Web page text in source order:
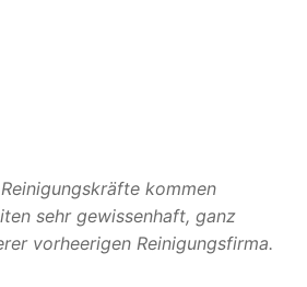
kommen
sehr gewissenhaft, ganz
vorheerigen Reinigungsfirma.